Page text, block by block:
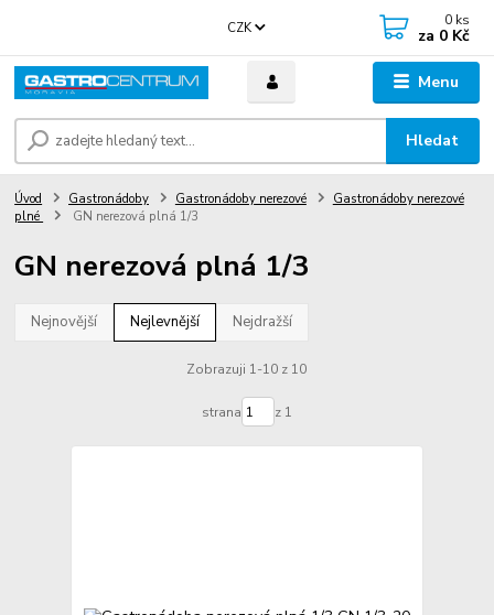
Menu
CZK
Hledat
0 ks
za 0 Kč
Úvod Gastronádoby Gastronádoby nerezové
Gastronádoby nerezové
plné
GN nerezová plná 1/3
GN nerezová plná 1/3
Nejnovější Nejlevnější Nejdražší
Zobrazuji 1-10 z 10
strana z 1